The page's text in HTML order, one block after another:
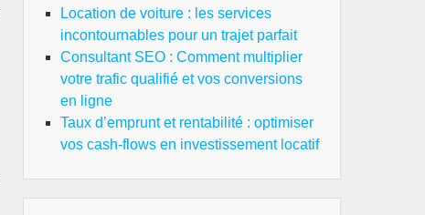
Location de voiture : les services
incontournables pour un trajet parfait
Consultant SEO : Comment multiplier
votre trafic qualifié et vos conversions
en ligne
Taux d’emprunt et rentabilité : optimiser
vos cash-flows en investissement locatif